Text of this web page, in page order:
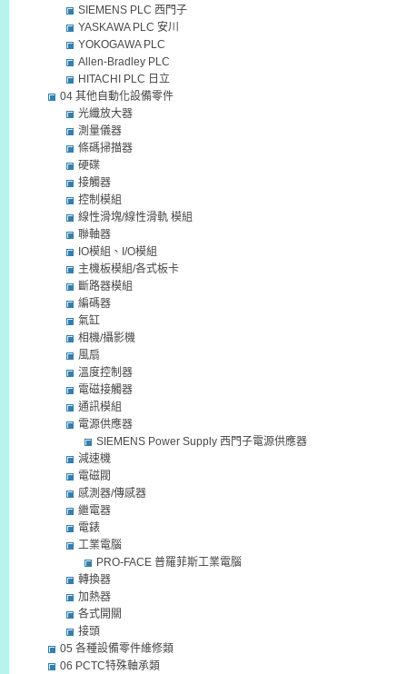
SIEMENS PLC 西門子
YASKAWA PLC 安川
YOKOGAWA PLC
Allen-Bradley PLC
HITACHI PLC 日立
04 其他自動化設備零件
光纖放大器
測量儀器
條碼掃描器
硬碟
接觸器
控制模組
線性滑塊/線性滑軌 模組
聯軸器
IO模組、I/O模組
主機板模組/各式板卡
斷路器模組
編碼器
氣缸
相機/攝影機
風扇
溫度控制器
電磁接觸器
通訊模組
電源供應器
SIEMENS Power Supply 西門子電源供應器
減速機
電磁閥
感測器/傳感器
繼電器
電錶
工業電腦
PRO-FACE 普羅菲斯工業電腦
轉換器
加熱器
各式開關
接頭
05 各種設備零件維修類
06 PCTC特殊軸承類